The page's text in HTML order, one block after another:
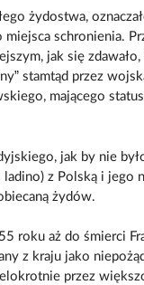
żydostwa,
schronienia.
jak się
stamtąd przez
mającego
jak by nie
z Polską i jego
żydów.
roku aż do śmierci
z kraju jako
przez